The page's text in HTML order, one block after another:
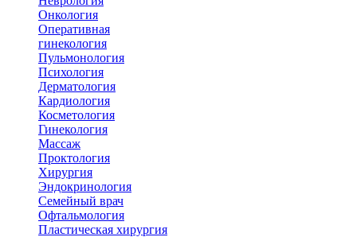
Онкология
Оперативная
гинекология
Пульмонология
Психология
Дерматология
Кардиология
Косметология
Гинекология
Массаж
Проктология
Хирургия
Эндокринология
Семейный врач
Офтальмология
Пластическая хирургия